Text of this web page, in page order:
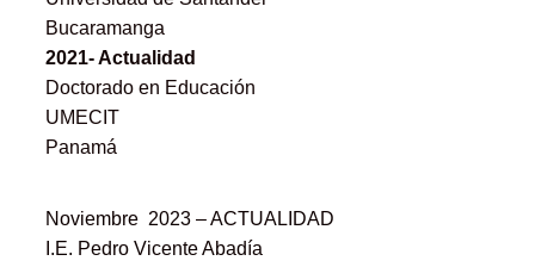
Bucaramanga
2021- Actualidad
Doctorado en Educación
UMECIT
Panamá
Noviembre 2023 – ACTUALIDAD
I.E. Pedro Vicente Abadía